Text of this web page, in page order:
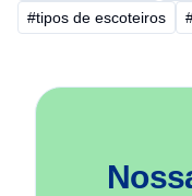
#tipos de escoteiros